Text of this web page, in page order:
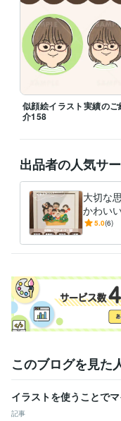
ビジネス・クリエイテ
WordPress:4年 Adobe
Canva:5年 Procreate:5年
得意分野
デザイン制作 SNS・
事内の挿入画像、本・冊
子ども 女性 ファミリー
似顔絵イラスト実績のご
介158
出品者の人気サ
大切な
かわい
祝い◎
きます
5.0(6)
このブログを見た
イラストを使うことで
記事